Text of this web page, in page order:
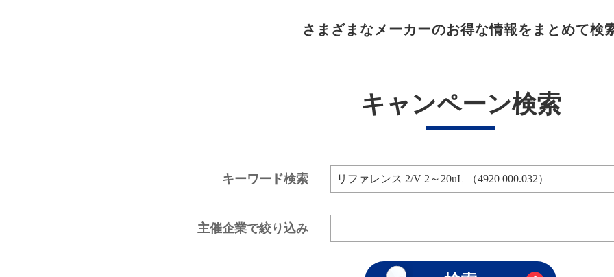
さまざまなメーカーのお得な情報をまとめて検
キャンペーン検索
キーワード検索
主催企業で絞り込み